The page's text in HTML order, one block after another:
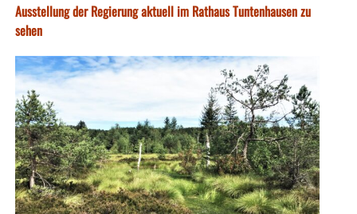
Ausstellung der Regierung aktuell im Rathaus Tuntenhausen zu
sehen